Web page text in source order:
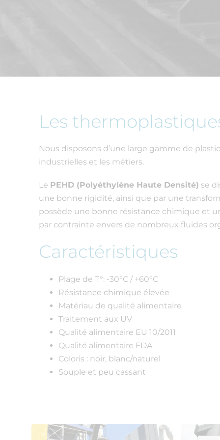
Les
Nous disposons d’une large gamme de
industrielles et les métiers.
Le PEHD (Polyéthylène Haute Densité) se
une bonne rigidité, ainsi que par une
possède une bonne résistance chimique et
par contrainte envers de nombreux fluides
Caractéristiques
Plage de T°: -30°C / +60°C
Résistance chimique élevée
Matériau de qualité alimentaire
Traitement aux UV
Qualité alimentaire EU 10/2011
Qualité alimentaire FDA
Coloris : noir, blanc/naturel
Souple et peu cassant